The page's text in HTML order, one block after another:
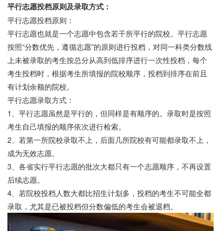
平行志愿投档原则及录取方式：
平行志愿投档原则：
平行志愿也就是一个志愿中包含若干所平行的院校。平行志愿
按照“分数优先，遵循志愿”的原则进行投档，对同一科类分数线
上未被录取的考生按总分从高到低排序进行一次性投档，每个
考生投档时，根据考生所填报的院校顺序，投档到排序在前且
有计划余额的院校。
平行志愿录取方式：
1、平行志愿虽然是平行的，但同样是有顺序的。录取时是按照
考生自己填报的顺序依次进行检索。
2、若第一所院校录取不上，后面几所院校有可能都录取不上，
成为无效志愿。
3、各省实行平行志愿的批次大都只有一个志愿顺序，不再设置
后续志愿。
4、若院校投档人数大都比招生计划多，投档的考生不可能全都
录取，尤其是已被投档但分数偏低的考生会被退档。